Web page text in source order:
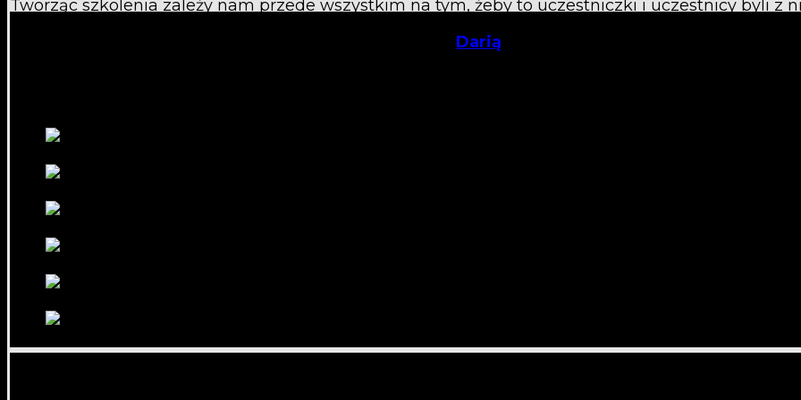
Tworząc szkolenia zależy nam przede wszystkim na tym, żeby to uczestniczki i uczestnicy byli z
Darią